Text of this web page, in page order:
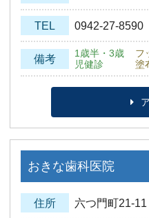
TEL 0942-27-8590
備考
1歳半・3歳
児健診
フ
塗
おきな歯科医院
住所 六つ門町21-11